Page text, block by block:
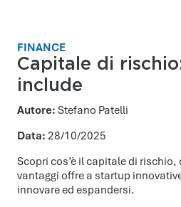
FINANCE
Capitale di
include
Autore: Stefano Patelli
Data: 28/10/2025
Scopri cos’è il capitale di
vantaggi offre a startup
innovare ed espandersi.